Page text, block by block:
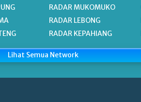
RADAR MUKOMUKO
RADAR LEBONG
RADAR KEPAHIANG
Lihat Semua Network